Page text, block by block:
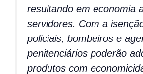
resultando em economia
servidores. Com a
policiais, bombeiros e
penitenciários poderão
produtos com